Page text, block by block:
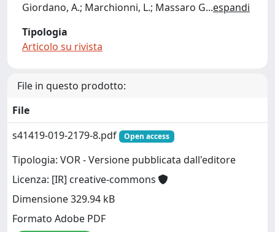
Giordano, A.; Marchionni, L.; Massaro G...espandi
Tipologia
Articolo su rivista
File in questo prodotto:
File
s41419-019-2179-8.pdf
Open access
Tipologia: VOR - Versione pubblicata dall'editore
Licenza: [IR] creative-commons
Dimensione 329.94 kB
Formato Adobe PDF